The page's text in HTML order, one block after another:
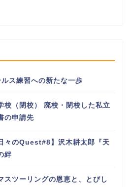
ルス練習への新たな一歩
校（閉校） 廃校・閉校した私立
の申請先
々のQuest#8】沢木耕太郎『天
絆
スツーリングの恩恵と、とびし